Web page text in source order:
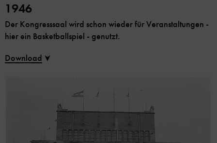
1946
Der Kongresssaal wird schon wieder für Veranstaltungen -
hier ein Basketballspiel - genutzt.
Download